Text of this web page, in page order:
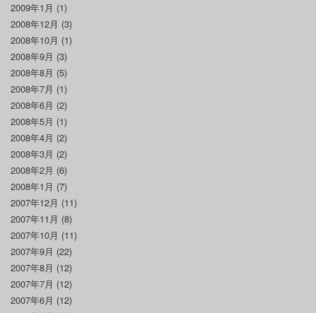
2009年1月 (1)
2008年12月 (3)
2008年10月 (1)
2008年9月 (3)
2008年8月 (5)
2008年7月 (1)
2008年6月 (2)
2008年5月 (1)
2008年4月 (2)
2008年3月 (2)
2008年2月 (6)
2008年1月 (7)
2007年12月 (11)
2007年11月 (8)
2007年10月 (11)
2007年9月 (22)
2007年8月 (12)
2007年7月 (12)
2007年6月 (12)